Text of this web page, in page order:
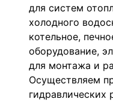
для систем
холодного
котельное,
оборудование,
для монтажа и
Осуществляем
гидравлических